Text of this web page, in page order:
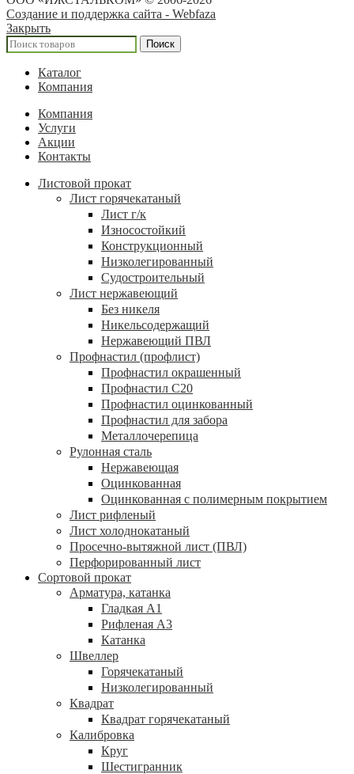
Создание и поддержка сайта - Webfaza
Закрыть
Поиск
Каталог
Компания
Компания
Услуги
Акции
Контакты
Листовой прокат
Лист горячекатаный
Лист г/к
Износостойкий
Конструкционный
Низколегированный
Судостроительный
Лист нержавеющий
Без никеля
Никельсодержащий
Нержавеющий ПВЛ
Профнастил (профлист)
Профнастил окрашенный
Профнастил С20
Профнастил оцинкованный
Профнастил для забора
Металлочерепица
Рулонная сталь
Нержавеющая
Оцинкованная
Оцинкованная с полимерным покрытием
Лист рифленый
Лист холоднокатаный
Просечно-вытяжной лист (ПВЛ)
Перфорированный лист
Сортовой прокат
Арматура, катанка
Гладкая А1
Рифленая А3
Катанка
Швеллер
Горячекатаный
Низколегированный
Квадрат
Квадрат горячекатаный
Калибровка
Круг
Шестигранник